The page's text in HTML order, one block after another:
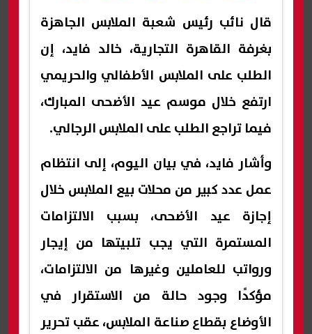
قال نائب رئيس شعبة الملابس الجاهزة
بغرفة القاهرة التجارية، خالد فايد، إن
الطلب على الملابس الأطفالي والحريمي
ارتفع خلال موسم عيد الأضحى المبارك،
فيما تراجع الطلب على الملابس الرجالي.
وأشار فايد، في بيان اليوم، إلى انتظام
عمل عدد كبير من محلات بيع الملابس خلال
إجازة عيد الأضحى، بسبب الالتزامات
المستمرة التي يجب تلبيتها من إيجار
ورواتب للعاملين وغيرها من الالتزامات،
مؤكدًا وجود حالة من الاستقرار في
الأوضاع بقطاع صناعة الملابس، عقب تحرير